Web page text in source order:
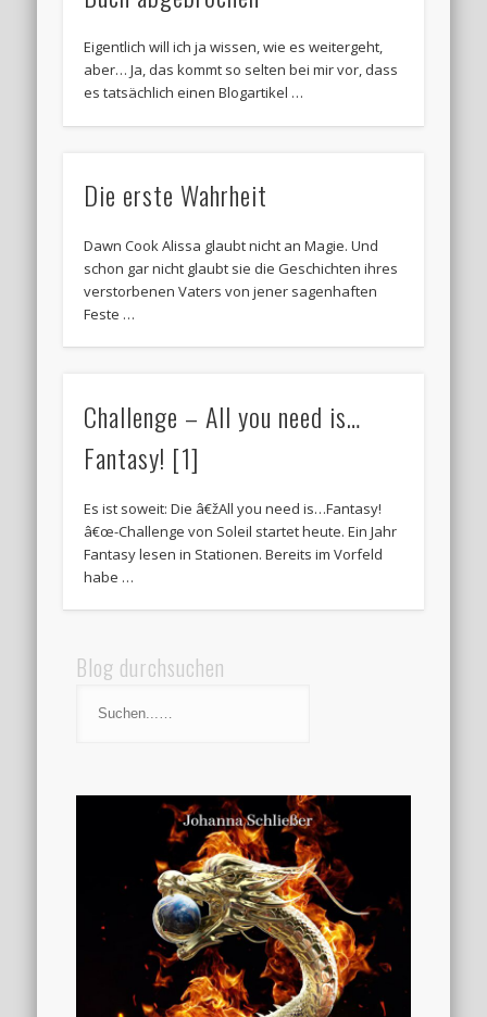
Eigentlich will ich ja wissen, wie es weitergeht,
aber… Ja, das kommt so selten bei mir vor, dass
es tatsächlich einen Blogartikel …
Die erste Wahrheit
Dawn Cook Alissa glaubt nicht an Magie. Und
schon gar nicht glaubt sie die Geschichten ihres
verstorbenen Vaters von jener sagenhaften
Feste …
Challenge – All you need is…
Fantasy! [1]
Es ist soweit: Die â€žAll you need is…Fantasy!
â€œ-Challenge von Soleil startet heute. Ein Jahr
Fantasy lesen in Stationen. Bereits im Vorfeld
habe …
Blog durchsuchen